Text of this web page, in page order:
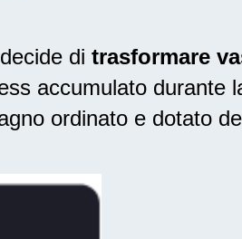
di trasformare
accumulato durante
ordinato e dotato